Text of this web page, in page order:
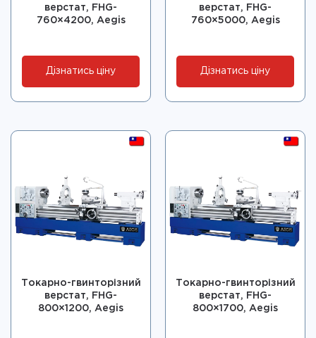
верстат, FHG-
760×4200, Aegis
Дізнатись ціну
верстат, FHG-
760×5000, Aegis
Дізнатись ціну
Токарно-гвинторізний
верстат, FHG-
800×1200, Aegis
Токарно-гвинторізний
верстат, FHG-
800×1700, Aegis